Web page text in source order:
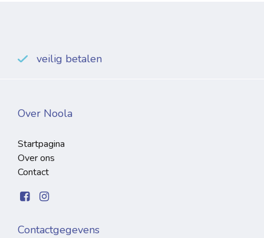
veilig betalen
Over Noola
Startpagina
Over ons
Contact
Contactgegevens